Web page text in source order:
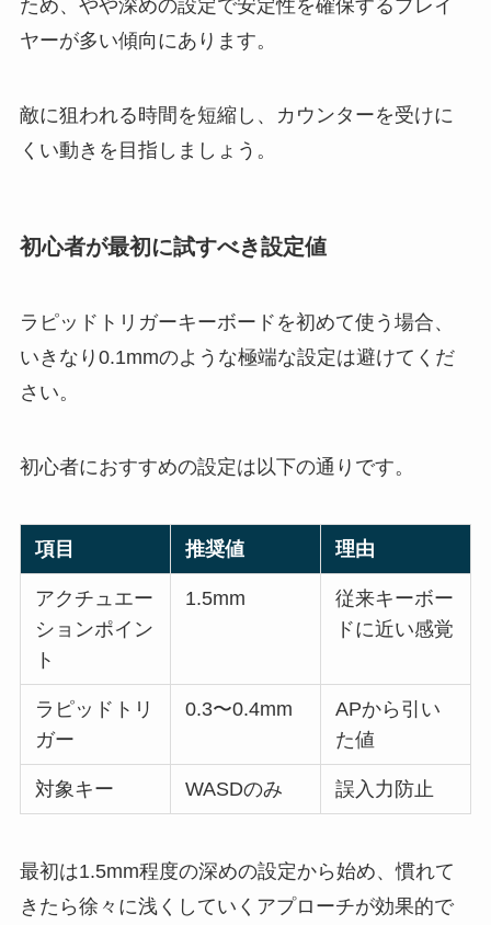
ため、やや深めの設定で安定性を確保するプレイ
ヤーが多い傾向にあります。
敵に狙われる時間を短縮し、カウンターを受けに
くい動きを目指しましょう。
初心者が最初に試すべき設定値
ラピッドトリガーキーボードを初めて使う場合、
いきなり0.1mmのような極端な設定は避けてくだ
さい。
初心者におすすめの設定は以下の通りです。
項目 推奨値 理由
アクチュエー
ションポイン
ト
1.5mm
従来キーボー
ドに近い感覚
ラピッドトリ
ガー
0.3〜0.4mm
APから引い
た値
対象キー WASDのみ 誤入力防止
最初は1.5mm程度の深めの設定から始め、慣れて
きたら徐々に浅くしていくアプローチが効果的で